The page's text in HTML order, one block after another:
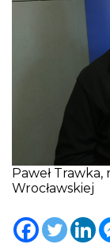
Paweł
Wrocławskiej